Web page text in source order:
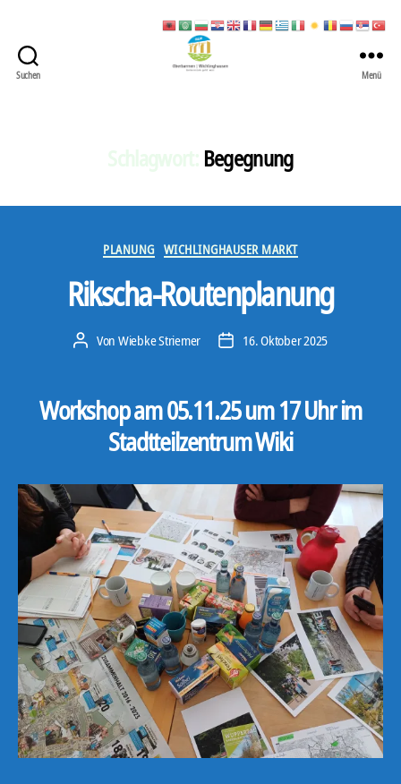
Suchen
Stadt
Menü
Begegnung
Kategorien
PLANUNG WICHLINGHAUSER MARKT
Rikscha-Routenplanung
Beitragsautor
Von Wiebke Striemer Veröffentlichungsdatum
16. Oktober 2025
Workshop am 05.11.25 um 17 Uhr im
Stadtteilzentrum Wiki